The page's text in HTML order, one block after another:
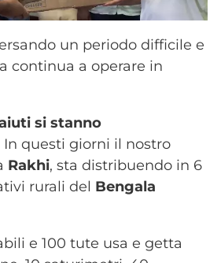
un periodo difficile e
continua a operare in
si stanno
In questi giorni il nostro
Rakhi, sta distribuendo in 6
rurali del Bengala
e 100 tute usa e getta